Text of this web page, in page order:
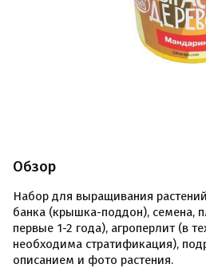
Обзор
Набор для выращивания
банка (крышка-поддон), семена,
первые 1-2 года), агроперлит (в
необходима стратификация),
описанием и фото растения.